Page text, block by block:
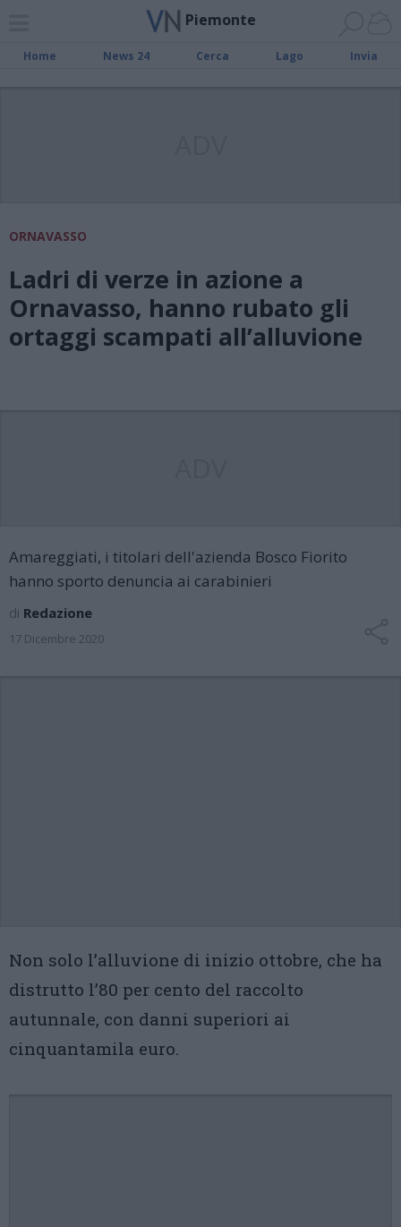
Piemonte
Home News 24 Cerca Lago Invia
ORNAVASSO
Ladri di verze in azione a
Ornavasso, hanno rubato gli
ortaggi scampati all’alluvione
Amareggiati, i titolari dell'azienda Bosco Fiorito
hanno sporto denuncia ai carabinieri
di Redazione
17 Dicembre 2020
Non solo l’alluvione di inizio ottobre, che ha
distrutto l’80 per cento del raccolto
autunnale, con danni superiori ai
cinquantamila euro.